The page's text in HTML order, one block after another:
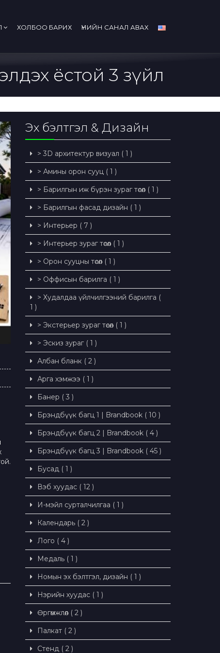
ХОЛБОО БАРИХ ҮНИЙН САНАЛ АВАХ
ёстой 3 зүйл
Эх бэлтгэл & Дизайн
> 3D архитектур визуал ( 1 )
> Амины орон сууц ( 1 )
> Барилгын иж бүрэн зураг төсөл ( 1 )
> Барилгын фасад дизайн ( 1 )
> Интерьер ( 7 )
> Интерьер зураг төсөл ( 1 )
> Орон сууцны төсөл ( 1 )
> Оффисын барилга ( 1 )
> Худалдаа үйлчилгээний барилга (
1 )
> Экстерьер зураг төсөл ( 1 )
> Эскиз зураг ( 1 )
Албан бланк ( 2 )
Арга хэмжээ ( 1 )
Банер ( 3 )
Брэндбүүк багц 1 | Brandbook ( 10 )
Брэндбүүк багц 2 | Brandbook ( 4 )
Брэндбүүк багц 3 | Brandbook ( 45 )
Бусад ( 1 )
Вэб хуудас ( 12 )
И-мэйл сурталчилгаа ( 1 )
Календарь ( 2 )
Лого ( 4 )
Медаль ( 1 )
Номын эх бэлтгэл, дизайн ( 1 )
Нэрийн хуудас ( 1 )
Өргөмжлөл ( 2 )
Палкат ( 2 )
Стенд ( 2 )